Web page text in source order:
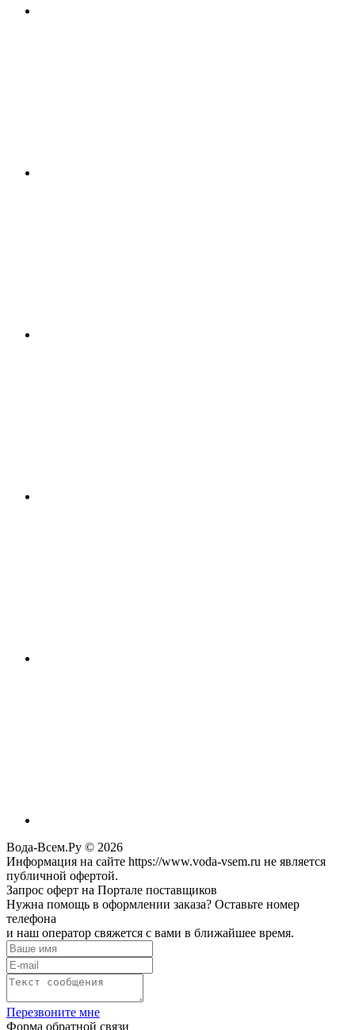
Вода-Всем.Ру © 2026
Информация на сайте https://www.voda-vsem.ru не является
публичной офертой.
Запрос оферт на Портале поставщиков
Нужна помощь в оформлении заказа? Оставьте номер
телефона
и наш оператор свяжется с вами в ближайшее время.
Перезвоните мне
Форма обратной связи